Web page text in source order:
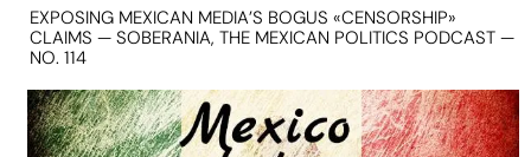
EXPOSING MEXICAN MEDIA’S BOGUS «CENSORSHIP»
CLAIMS — SOBERANIA, THE MEXICAN POLITICS PODCAST —
NO. 114